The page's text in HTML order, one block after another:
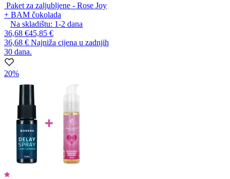
Paket za zaljubljene - Rose Joy
+ BAM čokolada
Na skladištu: 1-2 dana
36,68 €45,85 €
36,68 € Najniža cijena u zadnjih
30 dana.
20%